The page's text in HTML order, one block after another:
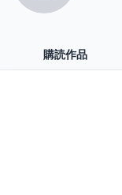
購読作品